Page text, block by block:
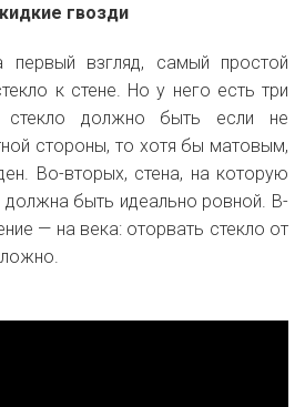
гвозди
первый взгляд, самый простой
к стене. Но у него есть три
стекло должно быть если не
стороны, то хотя бы матовым,
Во-вторых, стена, на которую
должна быть идеально ровной. В-
— на века: оторвать стекло от